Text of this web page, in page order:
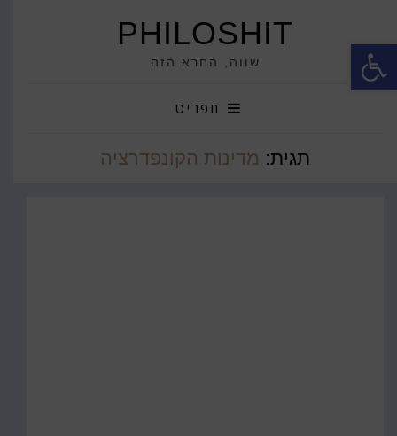
פתח סרגל נגישות PHILOSHIT
שווה, החרא הזה
תפריט
תגית: מדינות הקונפדרציה